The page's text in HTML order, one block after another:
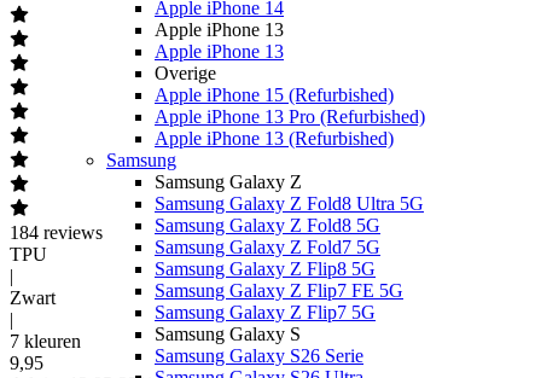
Apple iPhone 14
Apple iPhone 13
Apple iPhone 13
Overige
Apple iPhone 15 (Refurbished)
Apple iPhone 13 Pro (Refurbished)
Apple iPhone 13 (Refurbished)
Samsung
Samsung Galaxy Z
Samsung Galaxy Z Fold8 Ultra 5G
Samsung Galaxy Z Fold8 5G
Samsung Galaxy Z Fold7 5G
Samsung Galaxy Z Flip8 5G
Samsung Galaxy Z Flip7 FE 5G
Samsung Galaxy Z Flip7 5G
Samsung Galaxy S
Samsung Galaxy S26 Serie
184 reviews
TPU
|
Zwart
|
7 kleuren
9,95